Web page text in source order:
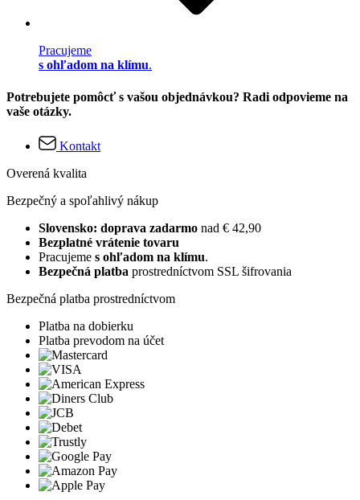
Pracujeme
s ohľadom na klímu.
Potrebujete pomôcť s vašou objednávkou? Radi odpovieme na
vaše otázky.
Kontakt
Overená kvalita
Bezpečný a spoľahlivý nákup
Slovensko: doprava zadarmo nad € 42,90
Bezplatné vrátenie tovaru
Pracujeme s ohľadom na klímu.
Bezpečná platba prostredníctvom SSL šifrovania
Bezpečná platba prostredníctvom
Platba na dobierku
Platba prevodom na účet